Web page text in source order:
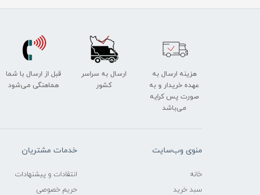
هزینه ارسال به
عهده خریدار و به
صورت پس کرایه
می‌باشد
ارسال به سراسر
کشور
قبل از ارسال با شما
هماهنگی می‌شود
منوی وب‌سایت
خانه
سبد خرید
خدمات مشتریان
انتقادات و پیشنهادات
حریم خصوصی